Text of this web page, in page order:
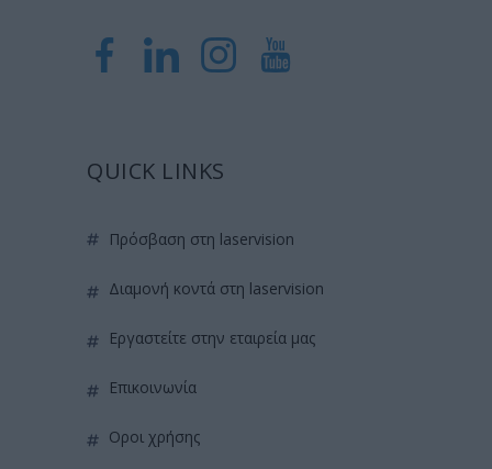
QUICK LINKS
πρόσβαση στη laservision
διαμονή κοντά στη laservision
εργαστείτε στην εταιρεία μας
επικοινωνία
όροι χρήσης